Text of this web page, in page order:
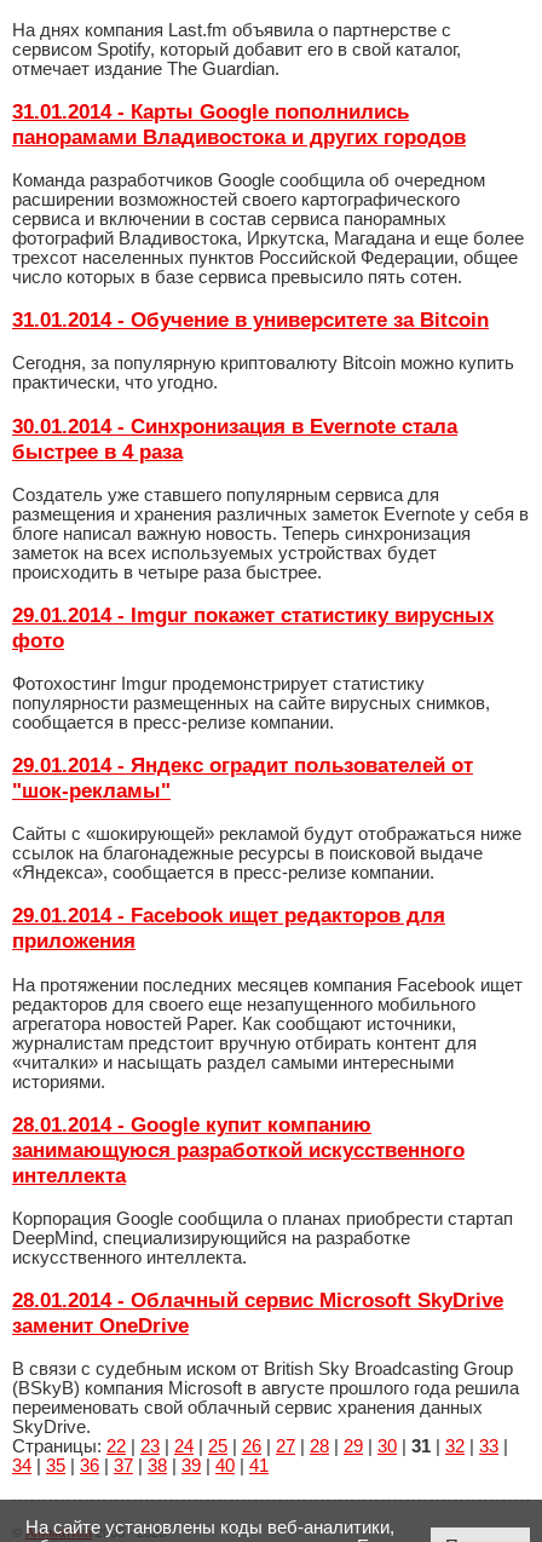
На днях компания Last.fm объявила о партнерстве с
сервисом Spotify, который добавит его в свой каталог,
отмечает издание The Guardian.
31.01.2014 - Карты Google пополнились
панорамами Владивостока и других городов
Команда разработчиков Google сообщила об очередном
расширении возможностей своего картографического
сервиса и включении в состав сервиса панорамных
фотографий Владивостока, Иркутска, Магадана и еще более
трехсот населенных пунктов Российской Федерации, общее
число которых в базе сервиса превысило пять сотен.
31.01.2014 - Обучение в университете за Bitcoin
Сегодня, за популярную криптовалюту Bitcoin можно купить
практически, что угодно.
30.01.2014 - Синхронизация в Evernote стала
быстрее в 4 раза
Создатель уже ставшего популярным сервиса для
размещения и хранения различных заметок Evernote у себя в
блоге написал важную новость. Теперь синхронизация
заметок на всех используемых устройствах будет
происходить в четыре раза быстрее.
29.01.2014 - Imgur покажет статистику вирусных
фото
Фотохостинг Imgur продемонстрирует статистику
популярности размещенных на сайте вирусных снимков,
сообщается в пресс-релизе компании.
29.01.2014 - Яндекс оградит пользователей от
"шок-рекламы"
Сайты с «шокирующей» рекламой будут отображаться ниже
ссылок на благонадежные ресурсы в поисковой выдаче
«Яндекса», сообщается в пресс-релизе компании.
29.01.2014 - Facebook ищет редакторов для
приложения
На протяжении последних месяцев компания Facebook ищет
редакторов для своего еще незапущенного мобильного
агрегатора новостей Paper. Как сообщают источники,
журналистам предстоит вручную отбирать контент для
«читалки» и насыщать раздел самыми интересными
историями.
28.01.2014 - Google купит компанию
занимающуюся разработкой искусственного
интеллекта
Корпорация Google сообщила о планах приобрести стартап
DeepMind, специализирующийся на разработке
искусственного интеллекта.
28.01.2014 - Облачный сервис Microsoft SkyDrive
заменит OneDrive
В связи с судебным иском от British Sky Broadcasting Group
(BSkyB) компания Microsoft в августе прошлого года решила
переименовать свой облачный сервис хранения данных
SkyDrive.
Страницы: 22 23 24 25 26 27 28 29 30 31 32 33
34
35 36 37 38 39 40 41
Аниматика2005 - 2026
На сайте установлены коды веб-аналитики,